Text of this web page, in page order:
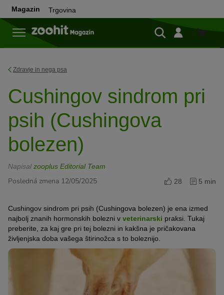
Magazin Trgovina
Zdravje in nega psa
Cushingov sindrom pri
psih (Cushingova
bolezen)
Napisal zooplus Editorial Team
Posledná zmena 12/05/2025 28 5 min
Cushingov sindrom pri psih (Cushingova bolezen) je ena izmed
najbolj znanih hormonskih bolezni v veterinarski praksi. Tukaj
preberite, za kaj gre pri tej bolezni in kakšna je pričakovana
življenjska doba vašega štirinožca s to boleznijo.